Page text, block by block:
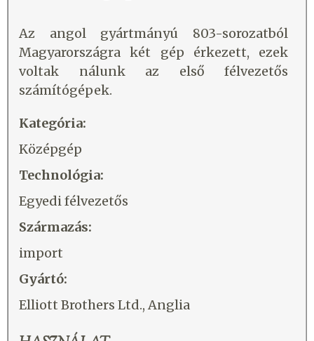
Az angol gyártmányú 803-sorozatból
Magyarországra két gép érkezett, ezek
voltak nálunk az első félvezetős
számítógépek.
Kategória:
Középgép
Technológia:
Egyedi félvezetős
Származás:
import
Gyártó:
Elliott Brothers Ltd., Anglia